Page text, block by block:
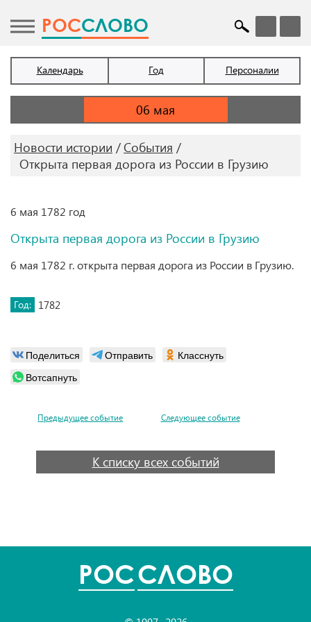
POCСЛОВО
Календарь Год Персоналии
Новости истории
События
Открыта первая дорога из России в Грузию
6 мая 1782 год
Открыта первая дорога из России в Грузию
6 мая 1782 г. открыта первая дорога из России в Грузию.
Год: 1782
Поделиться Отправить
Класснуть
Вотсапнуть
Предыдущее событие Следующее событие
К списку всех событий
POCСЛОВО